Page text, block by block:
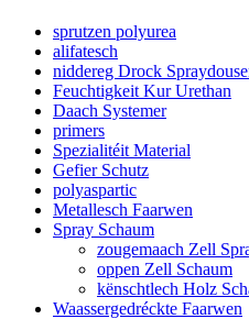
sprutzen polyurea
alifatesch
niddereg Drock
Feuchtigkeit Kur Urethan
Daach Systemer
primers
Spezialitéit Material
Gefier Schutz
polyaspartic
Metallesch Faarwen
Spray Schaum
zougemaach Zell
oppen Zell Schaum
kënschtlech Holz
Waassergedréckte Faarwen